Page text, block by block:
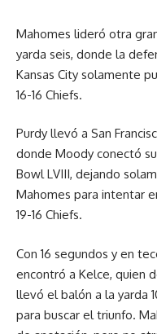
Mahomes lideró otra
yarda seis, donde la
Kansas City solamente
16-16 Chiefs.
Purdy llevó a San
donde Moody conectó
Bowl LVIII, dejando
Mahomes para intentar
19-16 Chiefs.
Con 16 segundos y en
encontró a Kelce, quien
llevó el balón a la yarda
para buscar el triunfo.